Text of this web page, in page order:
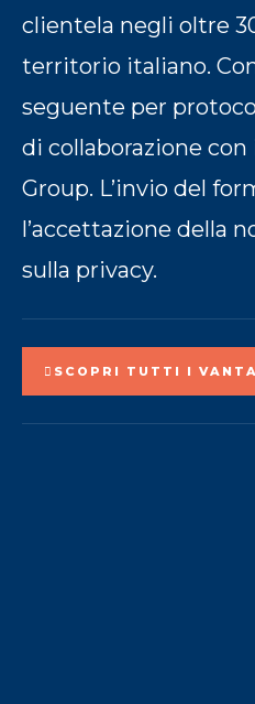
clientela negli oltre
territorio italiano.
seguente per
di collaborazione con
Group. L’invio del
l’accettazione della
sulla privacy.
SCOPRI TUTTI I